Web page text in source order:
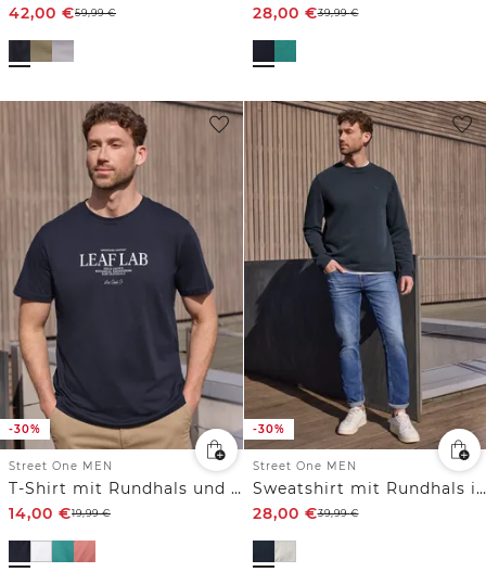
42,00 €59,99€
28,00 €39,99€
-30%
Street One MEN
T-Shirt mit Rundhals und Chestprint
14,00 €19,99€
-30%
Street One MEN
Sweatshirt mit Rundhals in softer Qualität
28,00 €39,99€